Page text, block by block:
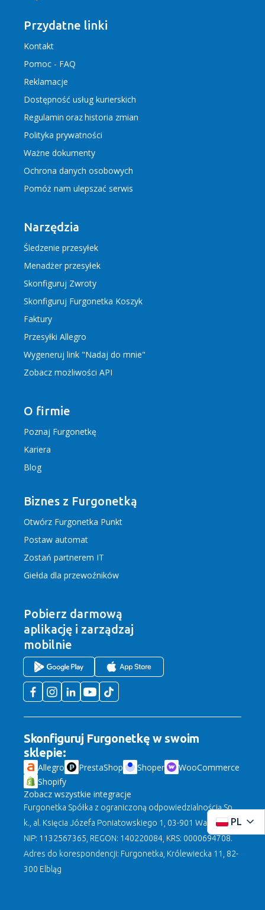
PL
Przydatne linki
Kontakt
Pomoc - FAQ
Reklamacje
Dostępność usług kurierskich
Regulamin orazhistoria zmian
Polityka prywatności
Ważne dokumenty
Ochrona danych osobowych
Pomóż nam ulepszać serwis
Narzędzia
Śledzenie przesyłek
Menadżer przesyłek
Skonfiguruj Zwroty
Skonfiguruj Furgonetka Koszyk
Faktury
Przesyłki Allegro
Wygeneruj link "Nadaj do mnie"
Zobacz możliwości API
O firmie
Poznaj Furgonetkę
Kariera
Blog
Biznes z Furgonetką
Otwórz Furgonetka Punkt
Postaw automat
Zostań partnerem IT
Giełda dla przewoźników
Pobierz darmową
aplikację i zarządzaj
mobilnie
Skonfiguruj Furgonetkę w swoim
sklepie:
Allegro PrestaShop Shoper
WooCommerce
Shopify
Zobacz wszystkie integracje
Furgonetka Spółka z ograniczoną odpowiedzialnością Sp.
k., al. Księcia Józefa Poniatowskiego 1, 03-901 Warszawa,
NIP: 1132567365, REGON: 140220084, KRS: 0000694708.
Adres do korespondencji: Furgonetka, Królewiecka 11, 82-
300 Elbląg